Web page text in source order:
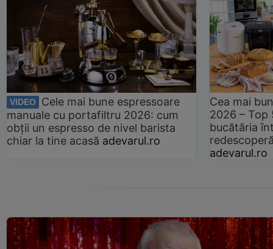
VIDEO
Cele mai bune espressoare
manuale cu portafiltru 2026: cum
obții un espresso de nivel barista
chiar la tine acasă adevarul.ro
Cea mai
2026 –
bucătăria
adevarul.ro